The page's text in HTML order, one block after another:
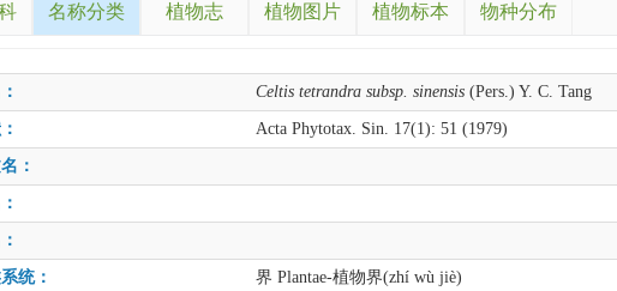
名称分类 植物志 植物图片 植物标本 物种分布
Celtis tetrandra subsp. sinensis (Pers.) Y. C. Tang
Acta Phytotax. Sin. 17(1): 51 (1979)
：
统：
界 Plantae-植物界(zhí wù jiè)